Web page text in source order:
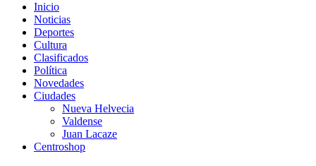
Rosario Web
Todas la noticias de Rosario y la zona
Inicio
Noticias
Deportes
Cultura
Clasificados
Política
Novedades
Ciudades
Nueva Helvecia
Valdense
Juan Lacaze
Centroshop